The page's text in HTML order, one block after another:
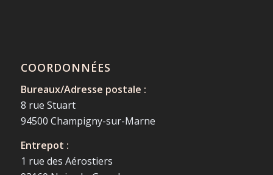
COORDONNÉES
Bureaux/Adresse postale :
8 rue Stuart
94500 Champigny-sur-Marne
Entrepot :
1 rue des Aérostiers